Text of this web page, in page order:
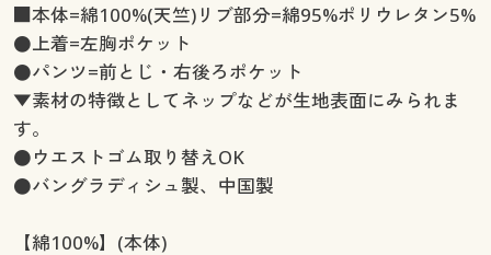
■本体=綿100%(天竺)リブ部分=綿95%ポリウレタン5%
●上着=左胸ポケット
●パンツ=前とじ・右後ろポケット
▼素材の特徴としてネップなどが生地表面にみられま
す。
●ウエストゴム取り替えOK
●バングラディシュ製、中国製
【綿100%】(本体)